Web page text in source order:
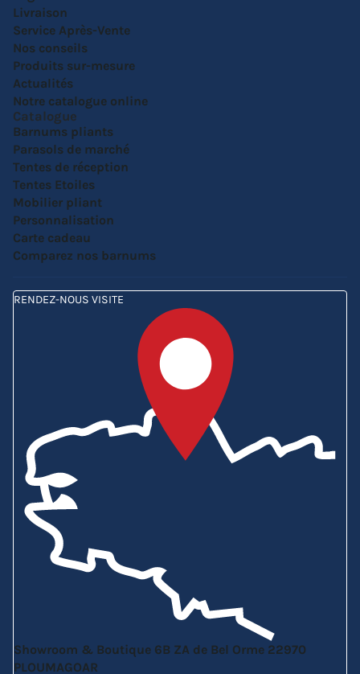
Livraison
Service Après-Vente
Nos conseils
Produits sur-mesure
Actualités
Notre catalogue online
Catalogue
Barnums pliants
Parasols de marché
Tentes de réception
Tentes Etoiles
Mobilier pliant
Personnalisation
Carte cadeau
Comparez nos barnums
RENDEZ-NOUS VISITE
Showroom & Boutique 6B ZA de Bel Orme 22970
PLOUMAGOAR